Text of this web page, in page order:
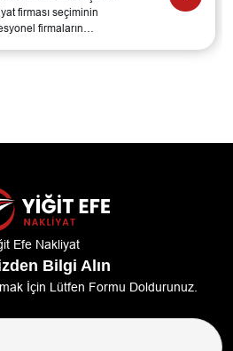
firması seçiminin
firmaların
Efe Nakliyat
Bilgi Alın
İçin Lütfen Formu Doldurunuz.